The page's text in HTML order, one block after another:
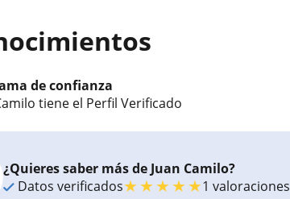
de confianza
tiene el Perfil Verificado
¿Quieres saber más de Juan Camilo?
Datos verificados★★★★★1 valoraciones